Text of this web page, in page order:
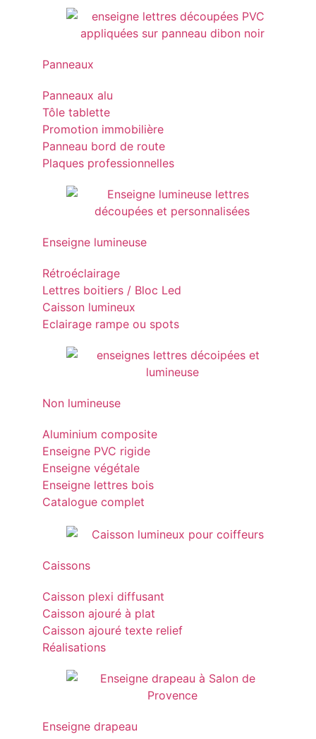
Panneaux
Panneaux alu
Tôle tablette
Promotion immobilière
Panneau bord de route
Plaques professionnelles
Enseigne lumineuse
Rétroéclairage
Lettres boitiers / Bloc Led
Caisson lumineux
Eclairage rampe ou spots
Non lumineuse
Aluminium composite
Enseigne PVC rigide
Enseigne végétale
Enseigne lettres bois
Catalogue complet
Caissons
Caisson plexi diffusant
Caisson ajouré à plat
Caisson ajouré texte relief
Réalisations
Enseigne drapeau